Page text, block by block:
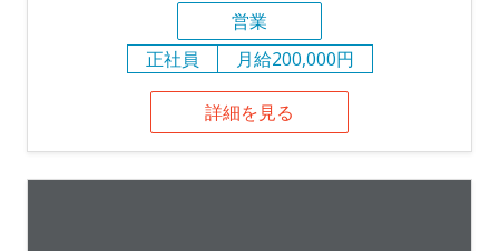
営業
正社員
月給200,000円
詳細を見る